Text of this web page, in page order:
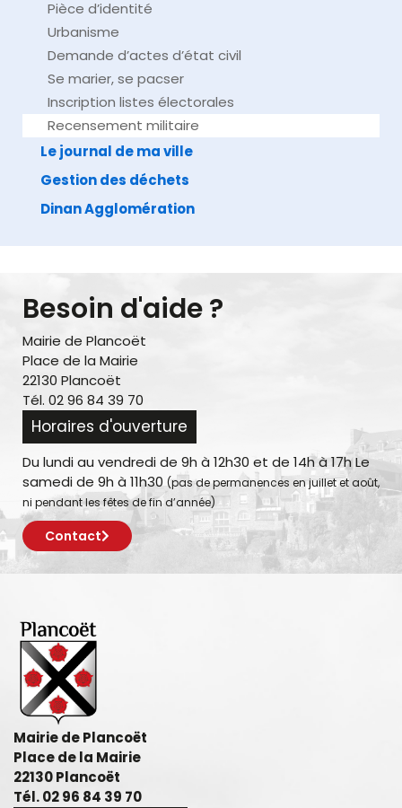
Pièce d’identité
Urbanisme
Demande d’actes d’état civil
Se marier, se pacser
Inscription listes électorales
Recensement militaire
Le journal de ma ville
Gestion des déchets
Dinan Agglomération
Besoin d'aide ?
Mairie de Plancoët
Place de la Mairie
22130 Plancoët
Tél. 02 96 84 39 70
Horaires d'ouverture
Du lundi au vendredi de 9h à 12h30 et de 14h à 17h Le
samedi de 9h à 11h30 (pas de permanences en juillet et août,
ni pendant les fêtes de fin d’année)
Contact
Mairie de Plancoët
Place de la Mairie
22130 Plancoët
Tél. 02 96 84 39 70